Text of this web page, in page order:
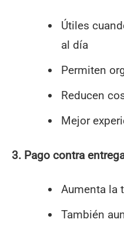
Útiles
al día
Permiten
Reducen
Mejor
3. Pago contra
Aumenta la
También